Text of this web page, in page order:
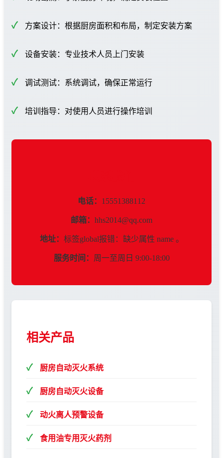
方案设计：根据厨房面积和布局，制定安装方案
设备安装：专业技术人员上门安装
调试测试：系统调试，确保正常运行
培训指导：对使用人员进行操作培训
电话： 15551388112
邮箱： hhs2014@qq.com
地址： 标签global报错：缺少属性 name 。
服务时间： 周一至周日 9:00-18:00
相关产品
厨房自动灭火系统
厨房自动灭火设备
动火离人预警设备
食用油专用灭火药剂